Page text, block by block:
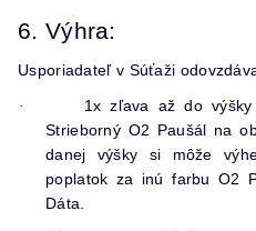
6. Výhra:
Usporiadateľ v Súťaži
· 1xzľava až do
Strieborný O2 Paušál na
danej výšky si môže
poplatok za inú farbu O2
Dáta.